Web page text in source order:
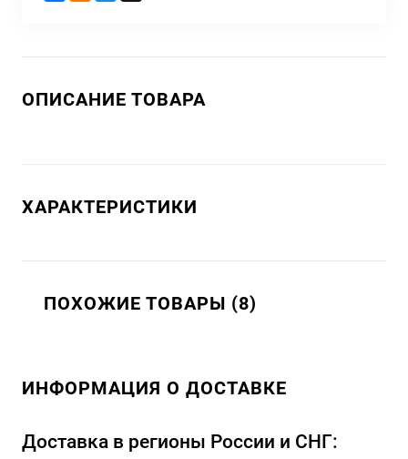
ОПИСАНИЕ ТОВАРА
ХАРАКТЕРИСТИКИ
ПОХОЖИЕ ТОВАРЫ (8)
ИНФОРМАЦИЯ О ДОСТАВКЕ
Доставка в регионы России и СНГ: